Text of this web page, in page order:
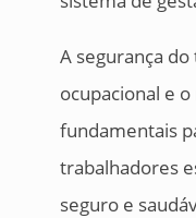
A segurança
ocupacional e
fundamentais
trabalhadores
seguro e